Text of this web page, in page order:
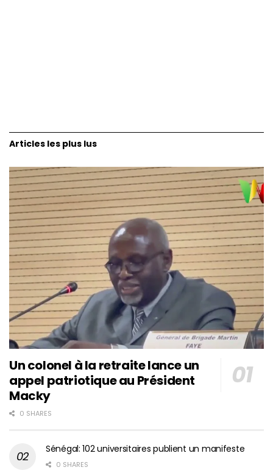
Articles les plus lus
Un colonel à la retraite lance un
appel patriotique au Président
Macky
0 SHARES
Sénégal: 102 universitaires publient un manifeste
0 SHARES